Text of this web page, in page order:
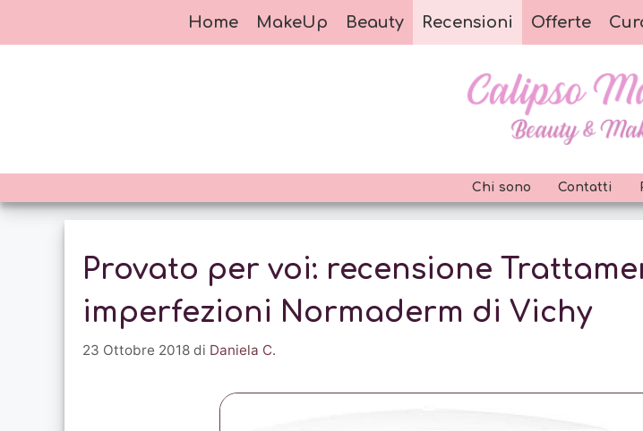
al
Home MakeUp Beauty Recensioni Offerte
Chi sono Contatti
Provato per voi: recensione
imperfezioni Normaderm di Vichy
23 Ottobre 2018 di Daniela C.